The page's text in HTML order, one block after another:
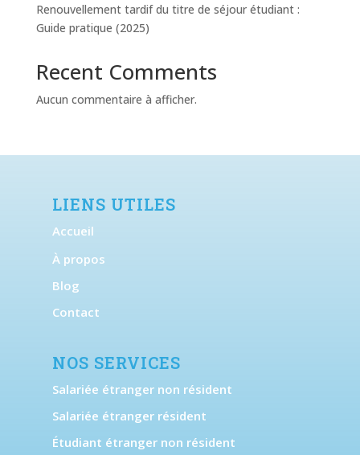
Renouvellement tardif du titre de séjour étudiant :
Guide pratique (2025)
Recent Comments
Aucun commentaire à afficher.
LIENS UTILES
Accueil
À propos
Blog
Contact
NOS SERVICES
Salariée étranger non résident
Salariée étranger résident
Étudiant étranger non résident